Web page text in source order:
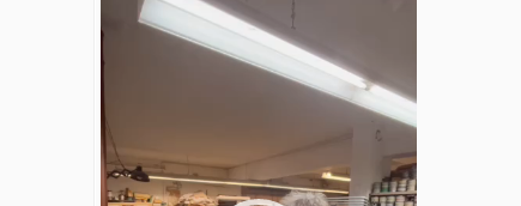
Player